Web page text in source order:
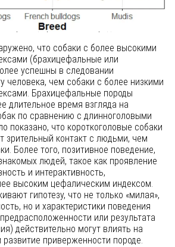
поведенческие различия между
породами.
что собаки с более высокими
(брахицефальные или
успешны в следовании
человека, чем собаки с более низкими
Брахицефальные породы
длительное время взгляда на
по сравнению с длинноголовыми
показано, что короткоголовые собаки
зрительный контакт с людьми, чем
Более того, позитивное поведение,
людей, такое как проявление
и интерактивность,
высоким цефалическим индексом.
гипотезу, что не только «милая»,
но и характеристики поведения
или результата
действительно могут влиять на
приверженности породе.